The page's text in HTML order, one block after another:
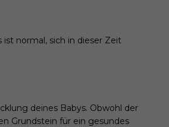
normal, sich in dieser Zeit
deines Babys. Obwohl der
Grundstein für ein gesundes